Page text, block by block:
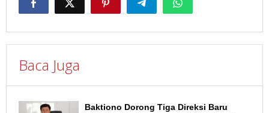
Baca Juga
Baktiono Dorong Tiga Direksi Baru